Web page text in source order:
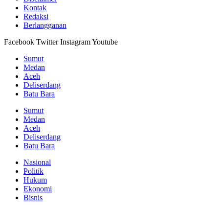
Kontak
Redaksi
Berlangganan
Facebook Twitter InstagramYoutube
Sumut
Medan
Aceh
Deliserdang
Batu Bara
Sumut
Medan
Aceh
Deliserdang
Batu Bara
Nasional
Politik
Hukum
Ekonomi
Bisnis